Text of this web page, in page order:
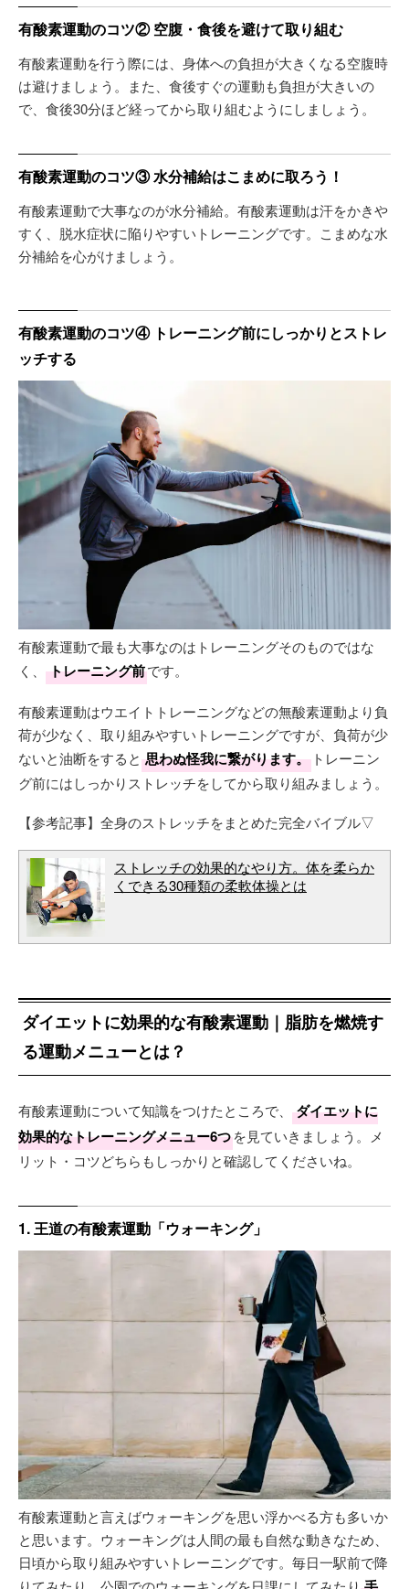
有酸素運動のコツ② 空腹・食後を避けて取り組む
有酸素運動を行う際には、身体への負担が大きくなる空腹時
は避けましょう。また、食後すぐの運動も負担が大きいの
で、食後30分ほど経ってから取り組むようにしましょう。
有酸素運動のコツ③ 水分補給はこまめに取ろう！
有酸素運動で大事なのが水分補給。有酸素運動は汗をかきや
すく、脱水症状に陥りやすいトレーニングです。こまめな水
分補給を心がけましょう。
有酸素運動のコツ④ トレーニング前にしっかりとストレ
ッチする
有酸素運動で最も大事なのはトレーニングそのものではな
く、
トレーニング前です。
有酸素運動はウエイトトレーニングなどの無酸素運動より負
荷が少なく、取り組みやすいトレーニングですが、負荷が少
ないと油断をすると 思わぬ怪我に繋がります。 トレーニン
グ前にはしっかりストレッチをしてから取り組みましょう。
【参考記事】全身のストレッチをまとめた完全バイブル▽
ストレッチの効果的なやり方。体を柔らか
くできる30種類の柔軟体操とは
ダイエットに効果的な有酸素運動｜脂肪を燃焼す
る運動メニューとは？
有酸素運動について知識をつけたところで、
ダイエットに
効果的なトレーニングメニュー6つを見ていきましょう。メ
リット・コツどちらもしっかりと確認してくださいね。
1. 王道の有酸素運動「ウォーキング」
有酸素運動と言えばウォーキングを思い浮かべる方も多いか
と思います。ウォーキングは人間の最も自然な動きなため、
日頃から取り組みやすいトレーニングです。毎日一駅前で降